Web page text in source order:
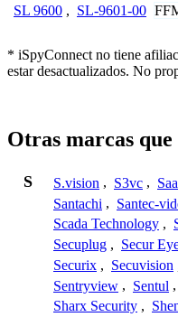
SL 9600 , SL-9601-00
* iSpyConnect no tiene
estar desactualizados. No
Otras marcas
S S.vision , S3vc ,
Santachi , Santec-
Scada Technology ,
Secuplug , Secur
Securix , Secuvision
Sentryview , Sentul ,
Sharx Security ,